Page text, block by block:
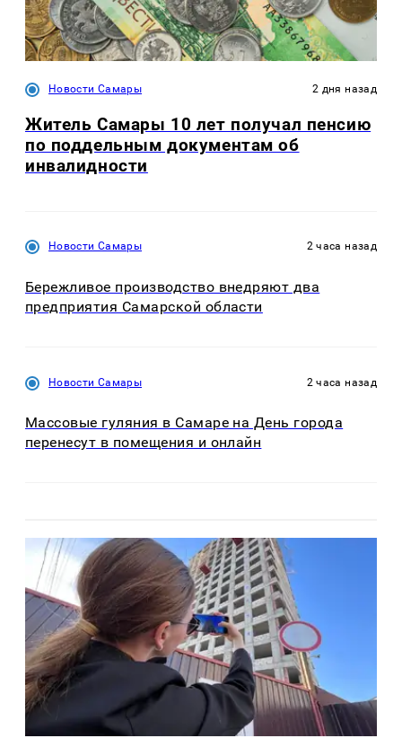
Новости Самары 2 дня назад
Житель Самары 10 лет получал пенсию
по поддельным документам об
инвалидности
Новости Самары 2 часа назад
Бережливое производство внедряют два
предприятия Самарской области
Новости Самары 2 часа назад
Массовые гуляния в Самаре на День города
перенесут в помещения и онлайн